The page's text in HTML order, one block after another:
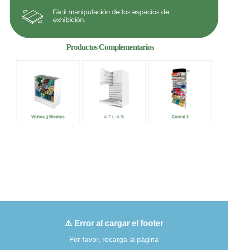
Productos Complementarios
⚠️ Error al cargar el footer
Por favor, recarga la página